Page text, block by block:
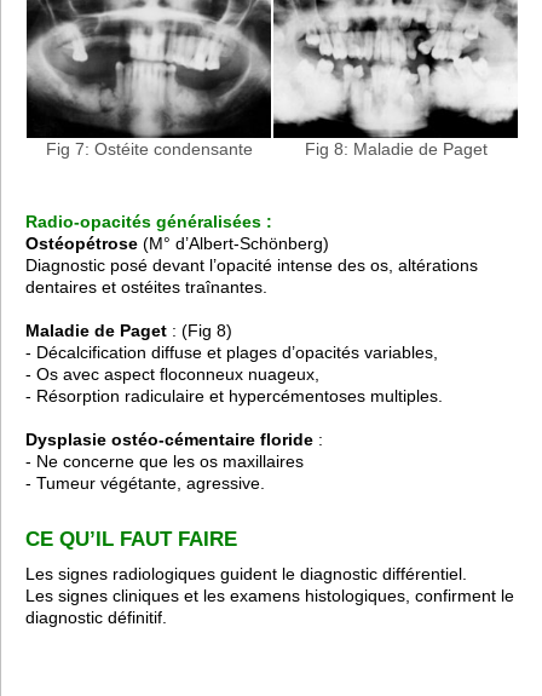
Fig 7: Ostéite condensante Fig 8: Maladie de Paget
Radio-opacités généralisées :
Ostéopétrose (M° d’Albert-Schönberg)
Diagnostic posé devant l’opacité intense des os, altérations
dentaires et ostéites traînantes.
Maladie de Paget : (Fig 8)
- Décalcification diffuse et plages d’opacités variables,
- Os avec aspect floconneux nuageux,
- Résorption radiculaire et hypercémentoses multiples.
Dysplasie ostéo-cémentaire floride :
- Ne concerne que les os maxillaires
- Tumeur végétante, agressive.
CE QU’IL FAUT FAIRE
Les signes radiologiques guident le diagnostic différentiel.
Les signes cliniques et les examens histologiques, confirment le
diagnostic définitif.